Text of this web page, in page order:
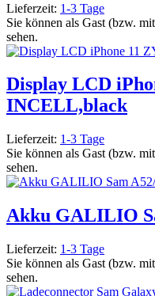
Lieferzeit: 1-3 Tage
Sie können als Gast (bzw.
sehen.
Display LCD
INCELL,black
Lieferzeit: 1-3 Tage
Sie können als Gast (bzw.
sehen.
Akku GALILIO
Lieferzeit: 1-3 Tage
Sie können als Gast (bzw.
sehen.